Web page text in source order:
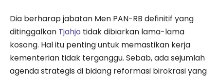
Dia berharap jabatan Men PAN-RB definitif yang
ditinggalkan Tjahjo tidak dibiarkan lama-lama
kosong. Hal itu penting untuk memastikan kerja
kementerian tidak terganggu. Sebab, ada sejumlah
agenda strategis di bidang reformasi birokrasi yang